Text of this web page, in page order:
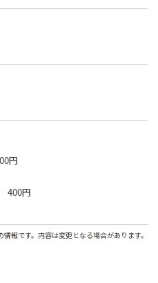
円
400円
報です。内容は変更となる場合があります。